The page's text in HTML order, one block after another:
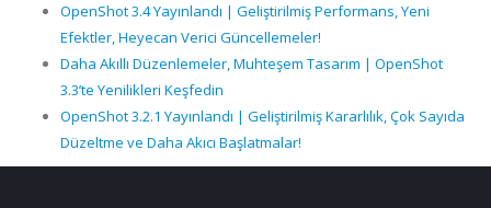
OpenShot 3.4 Yayınlandı | Geliştirilmiş Performans, Yeni
Efektler, Heyecan Verici Güncellemeler!
Daha Akıllı Düzenlemeler, Muhteşem Tasarım | OpenShot
3.3’te Yenilikleri Keşfedin
OpenShot 3.2.1 Yayınlandı | Geliştirilmiş Kararlılık, Çok Sayıda
Düzeltme ve Daha Akıcı Başlatmalar!